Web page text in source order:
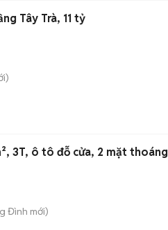
Tây Trà, 11 tỷ
3T, ô tô đỗ cửa, 2 mặt thoáng
Đình mới)